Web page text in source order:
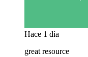
Hace 1 día
great resource